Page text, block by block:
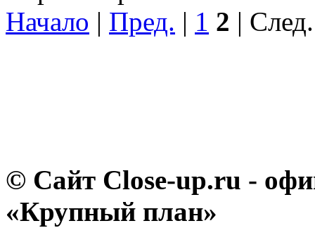
Начало | Пред. | 1 2 |
© Сайт Close-up.ru -
«Крупный план»